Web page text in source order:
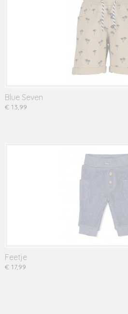
Blue Seven
€ 13,99
Feetje
€ 17,99